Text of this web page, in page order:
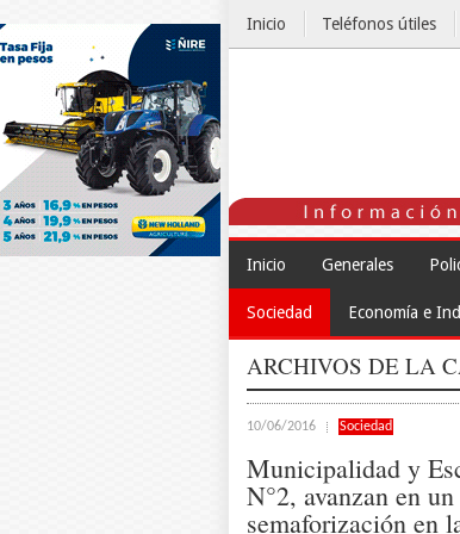
Inicio Teléfonos útiles
Inicio Generales
Sociedad Economía e
ARCHIVOS DE LA
10/06/2016 Sociedad
Municipalidad y
N°2, avanzan en
semaforización en